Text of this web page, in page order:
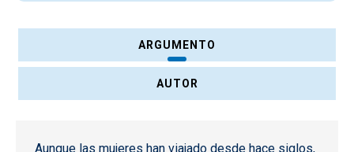
ARGUMENTO
AUTOR
Aunque las mujeres han viajado desde hace siglos,